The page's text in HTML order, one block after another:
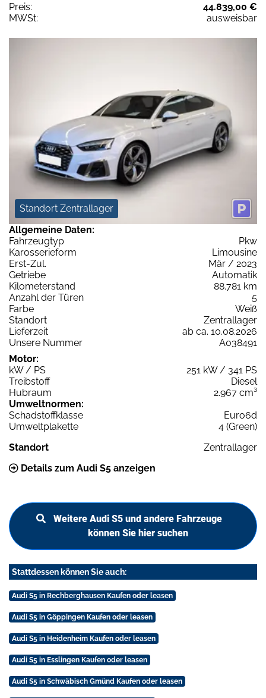
Preis:
44.839,00 €
MWSt:
ausweisbar
Standort Zentrallager
Allgemeine Daten:
Fahrzeugtyp
Pkw
Karosserieform
Limousine
Erst-Zul.
Mär / 2023
Getriebe
Automatik
Kilometerstand
88.781 km
Anzahl der Türen
5
Farbe
Weiß
Standort
Zentrallager
Lieferzeit
ab ca. 10.08.2026
Unsere Nummer
A038491
Motor:
kW / PS
251 kW / 341 PS
Treibstoff
Diesel
Hubraum
2.967 cm³
Umweltnormen:
Schadstoffklasse
Euro6d
Umweltplakette
4 (Green)
Standort
Zentrallager
Details zum Audi S5 anzeigen
Weitere Audi S5 und andere Fahrzeuge
können Sie hier suchen
Stattdessen können Sie auch:
Audi S5 in Rechberghausen Kaufen oder leasen
Audi S5 in Göppingen Kaufen oder leasen
Audi S5 in Heidenheim Kaufen oder leasen
Audi S5 in Esslingen Kaufen oder leasen
Audi S5 in Schwäbisch Gmünd Kaufen oder leasen